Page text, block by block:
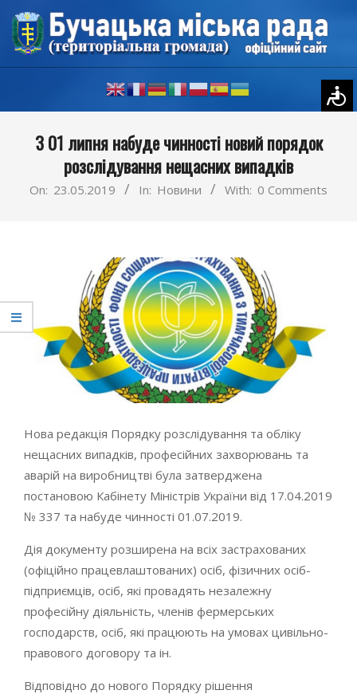
Skip
content
NavigationЗ 01 липня набуде чинності новий порядок
розслідування нещасних випадків
On: 23.05.2019 In: Новини With: 0 Comments
Нова редакція Порядку розслідування та обліку
нещасних випадків, професійних захворювань та
аварій на виробництві була затверджена
постановою Кабінету Міністрів України від 17.04.2019
№ 337 та набуде чинності 01.07.2019.
Дія документу розширена на всіх застрахованих
(офіційно працевлаштованих) осіб, фізичних осіб-
підприємців, осіб, які провадять незалежну
професійну діяльність, членів фермерських
господарств, осіб, які працюють на умовах цивільно-
правового договору та ін.
Відповідно до нового Порядку рішення